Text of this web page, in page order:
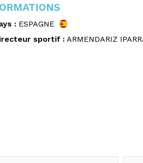
: ESPAGNE
sportif : ARMENDARIZ